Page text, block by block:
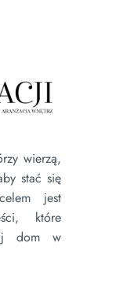
wierzą,
stać się
jest
które
dom w